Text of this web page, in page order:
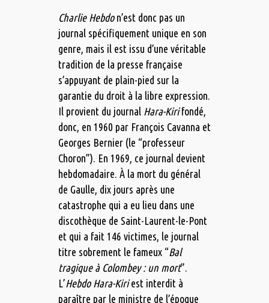
Charlie Hebdon’est donc pas un
journal spécifiquement unique en son
genre, mais il est issu d’une véritable
tradition de la presse française
s’appuyant de plain-pied sur la
garantie du droit à la libre expression.
Il provient du journal Hara-Kirifondé,
donc, en 1960 par François Cavanna et
Georges Bernier (le “professeur
Choron”). En 1969, ce journal devient
hebdomadaire. À la mort du général
de Gaulle, dix jours après une
catastrophe qui a eu lieu dans une
discothèque de Saint-Laurent-le-Pont
et qui a fait 146 victimes, le journal
titre sobrement le fameux “Bal
tragique à Colombey : un mort”.
L’Hebdo Hara-Kiriest interdit à
paraître par le ministre de l’époque